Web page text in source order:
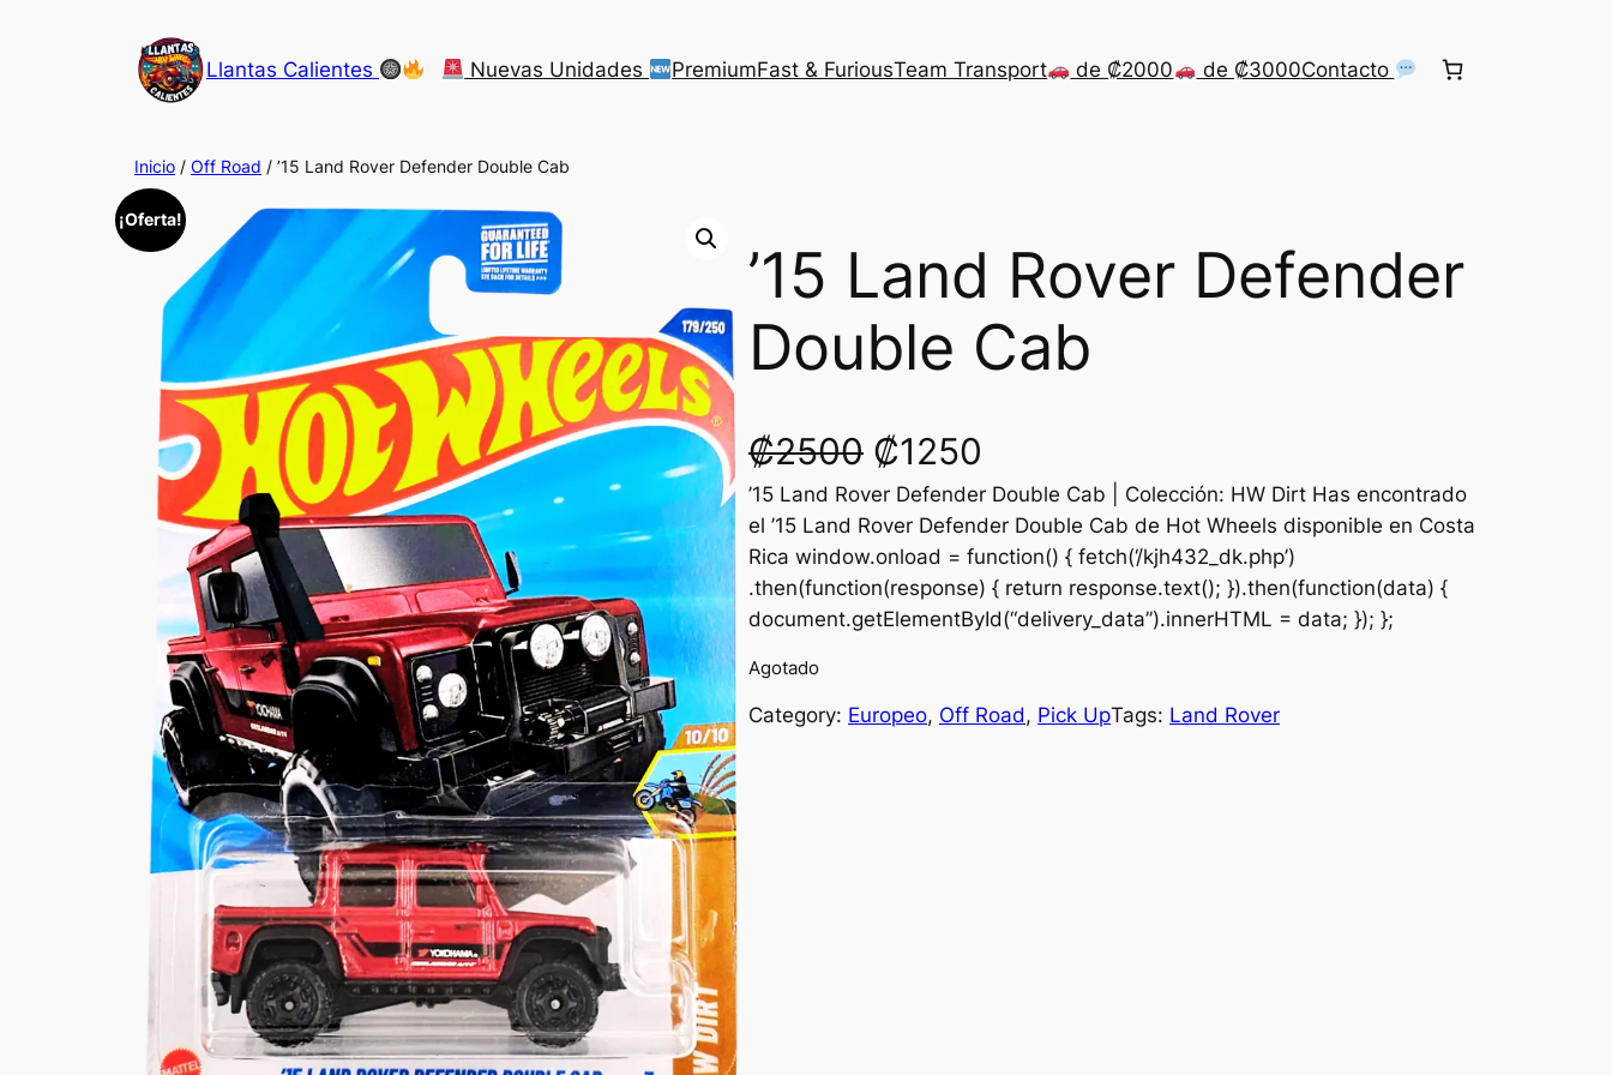
Llantas Calientes Nuevas Unidades PremiumFast & FuriousTeam Transport de ₡2000 de ₡3000Contacto
Inicio / Off Road / ’15 Land Rover Defender Double Cab
¡Oferta!
’15 Land Rover Defender
Double Cab
₡2500 O
r
i
g
n
₡1250
u
r
r
n
’15 Land Rover Defender Double Cab | Colección: HW Dirt Has encontrado
el ’15 Land Rover Defender Double Cab de Hot Wheels disponible en Costa
Rica window.onload = function() { fetch(‘/kjh432_dk.php’)
.then(function(response) { return response.text(); }).then(function(data) {
document.getElementById(“delivery_data”).innerHTML = data; }); };
Agotado
Category: Europeo, Off Road, Pick UpTags: Land Rover